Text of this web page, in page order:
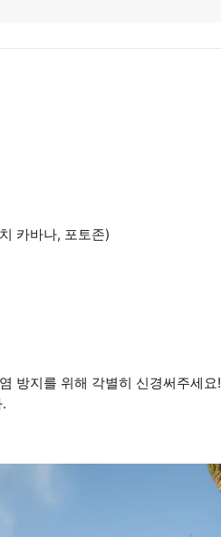
카바나, 포토존)
방지를 위해 각별히 신경써주세요!